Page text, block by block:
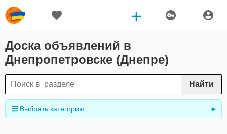
Доска объявлений в
Днепропетровске (Днепре)
Найти
Выбрать категорию ►